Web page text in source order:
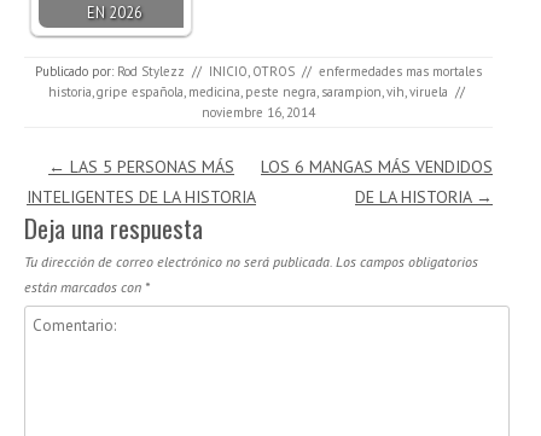
EN 2026
Publicado por: Rod Stylezz // INICIO OTROS // enfermedades mas mortales
historia gripe española medicina peste negra sarampion vih viruela //
noviembre 16, 2014
Navegación de entradas
← LAS 5 PERSONAS MÁS
INTELIGENTES DE LA HISTORIA
LOS 6 MANGAS MÁS VENDIDOS
DE LA HISTORIA →
Deja una respuesta
Tu dirección de correo electrónico no será publicada. Los campos obligatorios
están marcados con *